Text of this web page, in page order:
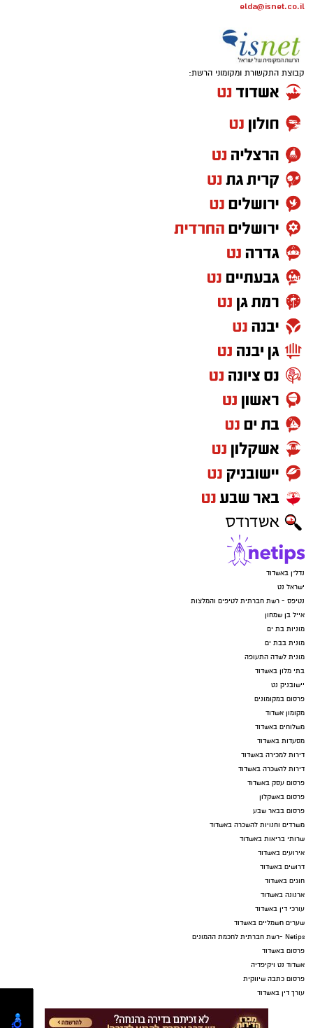
elda@isnet.co.il
קבוצת התקשורת ומקומוני הרשת:
נדל"ן באשדוד
ישראל נט
נטיפס - רשת חברתית לטיפים והמלצות
אייל בן שמחון
מוניות בת ים
מונית בבת ים
מונית לשדה התעופה
בתי מלון באשדוד
יישובניק נט
פרסום במקומונים
מקומון אשדוד
משלוחים באשדוד
מסעדות באשדוד
דירות למכירה באשדוד
דירות להשכרה באשדוד
פרסום עסק באשדוד
פרסום באשקלון
פרסום בבאר שבע
משרדים וחנויות להשכרה באשדוד
שרותי בריאות באשדוד
אירועים באשדוד
דרושים באשדוד
חוגים באשדוד
ארנונה באשדוד
עורכי דין באשדוד
שערים חשמליים באשדוד
Netips -רשת חברתית לחכמת ההמונים
פרסום באשדוד
אשדוד נט ויקיפדיה
פרסום כתבה שיווקית
עורך דין באשדוד